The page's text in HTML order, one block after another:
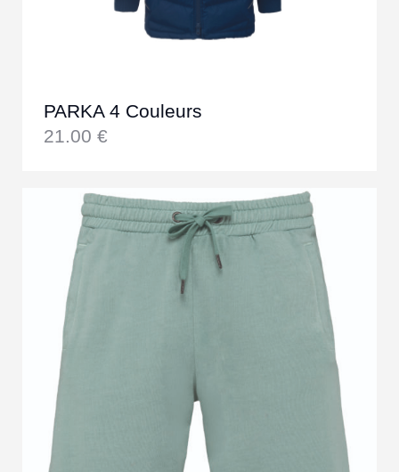
PARKA 4 Couleurs
21.00€